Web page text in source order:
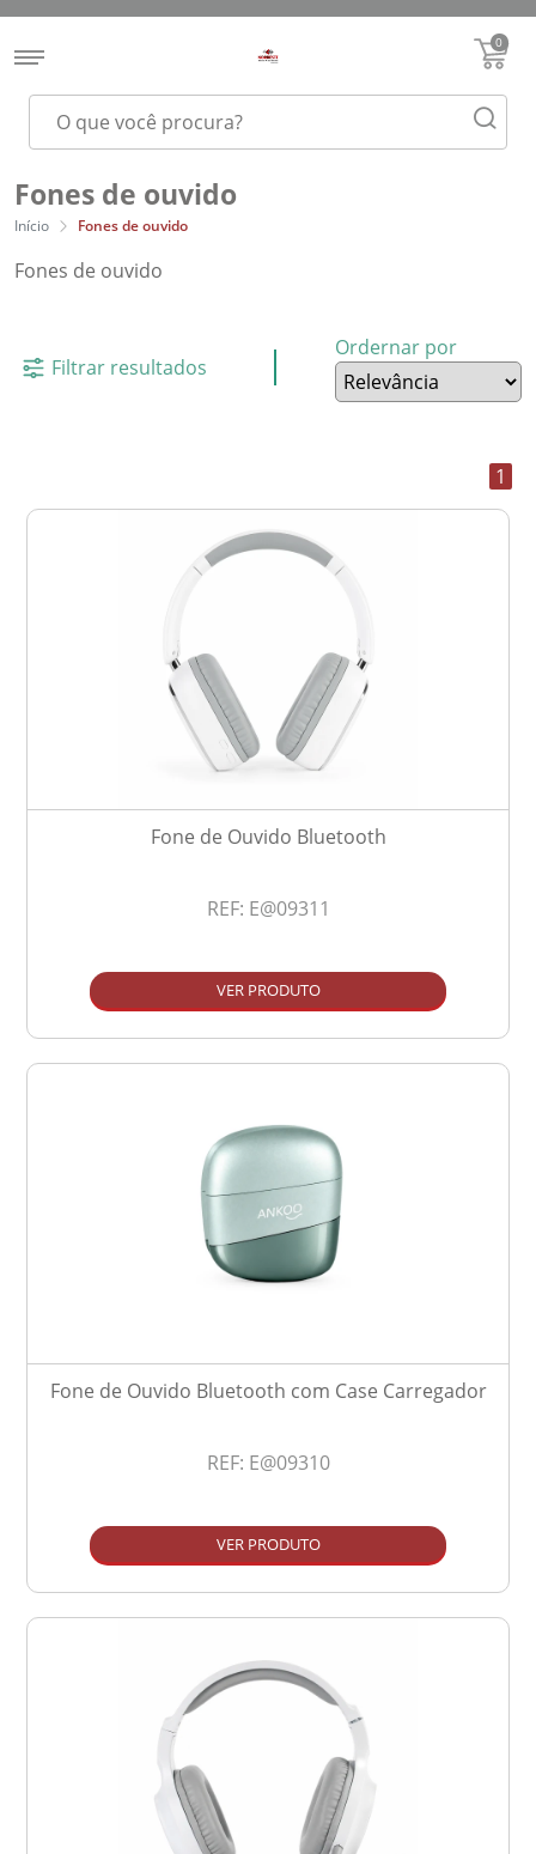
0
Fones de ouvido
Início Fones de ouvido
Fones de ouvido
Filtrar resultados
Ordernar por
1
Fone de Ouvido Bluetooth
REF: E@09311
VER PRODUTO
Fone de Ouvido Bluetooth com Case Carregador
REF: E@09310
VER PRODUTO